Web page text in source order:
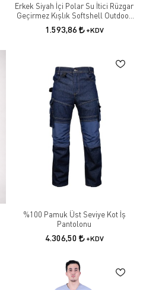
Erkek Siyah İçi Polar Su İtici Rüzgar
Geçirmez Kışlık Softshell Outdoor
Pantolon
1.593,86 +KDV
%100 Pamuk Üst Seviye Kot İş
Pantolonu
4.306,50 +KDV